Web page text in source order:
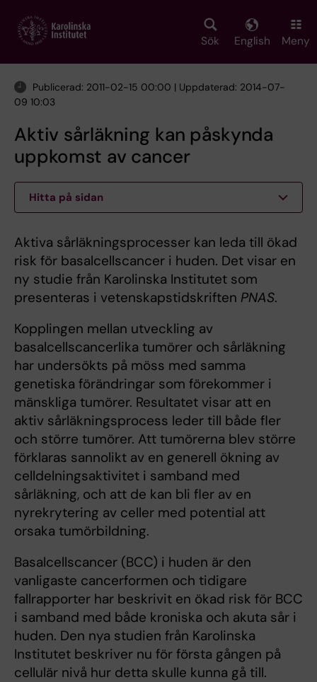
main
Sök English Meny
Publicerad: 2011-02-15 00:00 | Uppdaterad: 2014-07-
09 10:03
Aktiv sårläkning kan påskynda
uppkomst av cancer
Hitta på sidan
Aktiva sårläkningsprocesser kan leda till ökad
risk för basalcellscancer i huden. Det visar en
ny studie från Karolinska Institutet som
presenteras i vetenskapstidskriften PNAS.
Kopplingen mellan utveckling av
basalcellscancerlika tumörer och sårläkning
har undersökts på möss med samma
genetiska förändringar som förekommer i
mänskliga tumörer. Resultatet visar att en
aktiv sårläkningsprocess leder till både fler
och större tumörer. Att tumörerna blev större
förklaras sannolikt av en generell ökning av
celldelningsaktivitet i samband med
sårläkning, och att de kan bli fler av en
nyrekrytering av celler med potential att
orsaka tumörbildning.
Basalcellscancer (BCC) i huden är den
vanligaste cancerformen och tidigare
fallrapporter har beskrivit en ökad risk för BCC
i samband med både kroniska och akuta sår i
huden. Den nya studien från Karolinska
Institutet beskriver nu för första gången på
cellulär nivå hur detta skulle kunna gå till.